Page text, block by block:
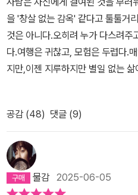
을 '창살 없는 감옥' 같다고 툴툴거
것은 아니다.오히려 누가 다스려주
다.여행은 귀찮고, 모험은 두렵다.
지만,이젠 지루하지만 별일 없는
많다.아파서 갇힌 사람들도 있고,
골 오지에 살아서 이동이 자유롭지
자기 스스로를 가둔채 살아가는 사
아닌 감옥이 있지만,자기가 갇힌 감
곳이냐, 를 판단하는 기준은 사람들
보자면,감옥의 쾌적성이 아니라,홀로 갇혔느냐 주변
공감 (48) 댓글 (9)
물감2025-06-05